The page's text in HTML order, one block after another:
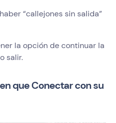
“callejones sin salida”
la opción de continuar la
salir.
que Conectar con su